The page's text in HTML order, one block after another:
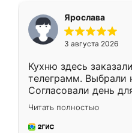
Ярослава
3 августа 2026
Кухню здесь
телеграмм. Выбрали
Согласовали день
недели кухня была
довольны работой.
мебель за
Читать полностью